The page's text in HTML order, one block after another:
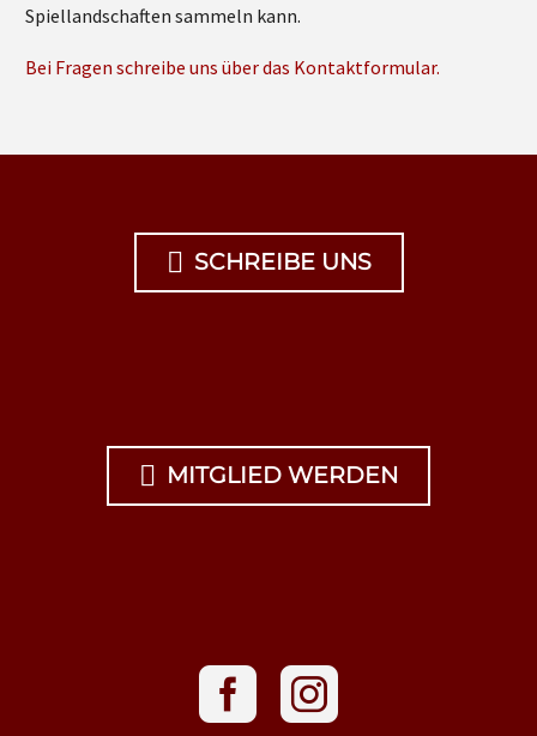
Spiellandschaften sammeln kann.
Bei Fragen schreibe uns über das Kontaktformular.
 SCHREIBE UNS
 MITGLIED WERDEN